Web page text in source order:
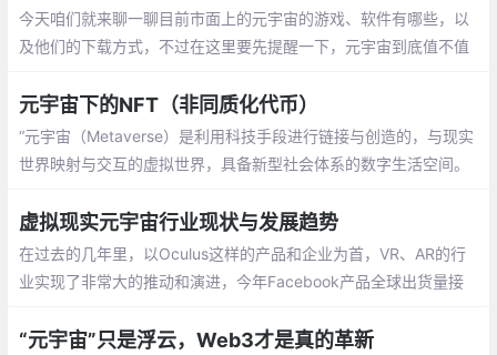
今天咱们就来聊一聊目前市面上的元宇宙的游戏、软件有哪些，以
及他们的下载方式，不过在这里要先提醒一下，元宇宙到底值不值
元宇宙下的NFT（非同质化代币）
“元宇宙（Metaverse）是利用科技手段进行链接与创造的，与现实
世界映射与交互的虚拟世界，具备新型社会体系的数字生活空间。
必须的社交、交易等活动，而交易的对象物品便是NFT
虚拟现实元宇宙行业现状与发展趋势
在过去的几年里，以Oculus这样的产品和企业为首，VR、AR的行
业实现了非常大的推动和演进，今年Facebook产品全球出货量接
六自由度的功能。
“元宇宙”只是浮云，Web3才是真的革新